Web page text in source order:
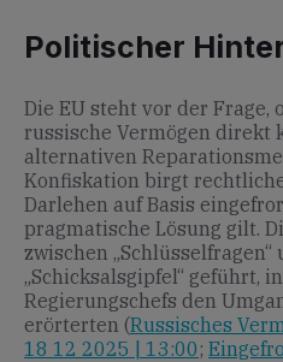
Politischer
Die EU steht vor der Frage,
russische Vermögen direkt
alternativen
Konfiskation birgt
Darlehen auf Basis
pragmatische Lösung gilt.
zwischen
„Schicksalsgipfel“ geführt,
Regierungschefs den
erörterten (Russisches
18 12 2025 | 13:00 ;